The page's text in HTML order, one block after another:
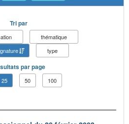
Tri par
thématique
type
par page
25 50 100